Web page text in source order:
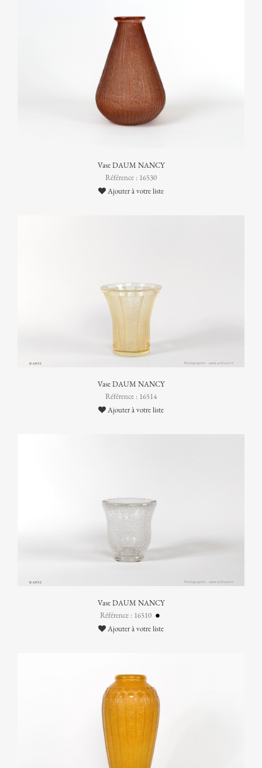
Vase DAUM NANCY
Référence : 16530
Ajouter à votre liste
Vase DAUM NANCY
Référence : 16514
Ajouter à votre liste
Vase DAUM NANCY
Référence : 16510
Ajouter à votre liste